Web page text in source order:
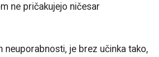
ne pričakujejo ničesar
je brez učinka tako,